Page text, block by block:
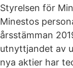
Styrelsen för
Minestos
årsstämman
utnyttjandet av
nya aktier har